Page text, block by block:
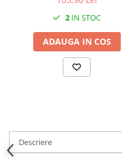
montaj pe sina DIN 152A
4 intrari per pol/clema
2 IN STOC
ADAUGA IN COS
Descriere